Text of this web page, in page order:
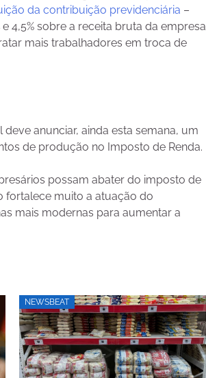
da contribuição previdenciária –
4,5% sobre a receita bruta da empresa
mais trabalhadores em troca de
anunciar, ainda esta semana, um
de produção no Imposto de Renda.
possam abater do imposto de
fortalece muito a atuação do
mais modernas para aumentar a
NEWSBEAT